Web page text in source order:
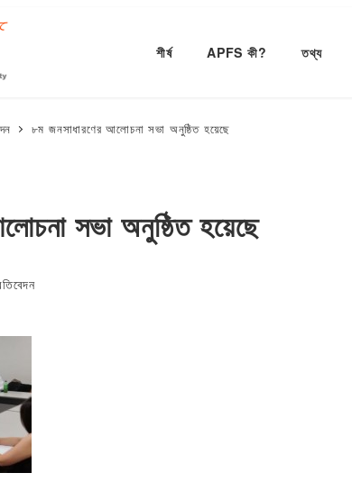
শীর্ষ APFS কী? তথ্য
৮ম জনসাধারণের আলোচনা সভা অনুষ্ঠিত হয়েছে
সভা অনুষ্ঠিত হয়েছে